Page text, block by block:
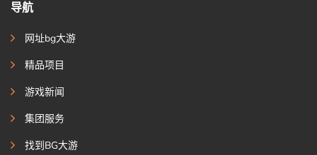
导航
网址bg大游
精品项目
游戏新闻
集团服务
找到BG大游